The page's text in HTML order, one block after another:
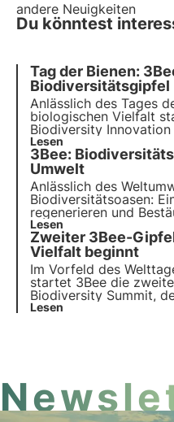
andere Neuigkeiten
Du könntest
Tag der Bienen:
Biodiversitätsgipfel
Anlässlich des Tages
biologischen Vielfalt
Biodiversity
jährlichen
des Jahres 2023für
Vielfalt in der
Wirtschaft zu
Lesen
3Bee:
Umwelt
Anlässlich des
Biodiversitätsoasen:
regenerieren und
Sie sich uns an und
Missioninnovative
Umweltengagement
Lesen
Zweiter 3Bee-
Vielfalt beginnt
Im Vorfeld des
startet 3Bee die
Biodiversity Summit,
sich ganz der
Lesen